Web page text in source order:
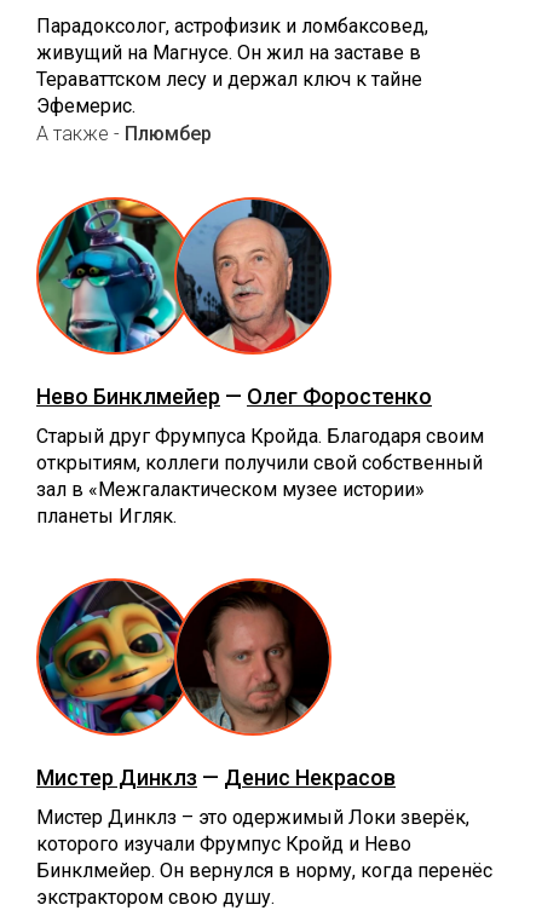
Парадоксолог, астрофизик и ломбаксовед,
живущий на Магнусе. Он жил на заставе в
Тераваттском лесу и держал ключ к тайне
Эфемерис.
А также - Плюмбер
Нево Бинклмейер — Олег Форостенко
Старый друг Фрумпуса Кройда. Благодаря своим
открытиям, коллеги получили свой собственный
зал в «Межгалактическом музее истории»
планеты Игляк.
Мистер Динклз — Денис Некрасов
Мистер Динклз – это одержимый Локи зверёк,
которого изучали Фрумпус Кройд и Нево
Бинклмейер. Он вернулся в норму, когда перенёс
экстрактором свою душу.